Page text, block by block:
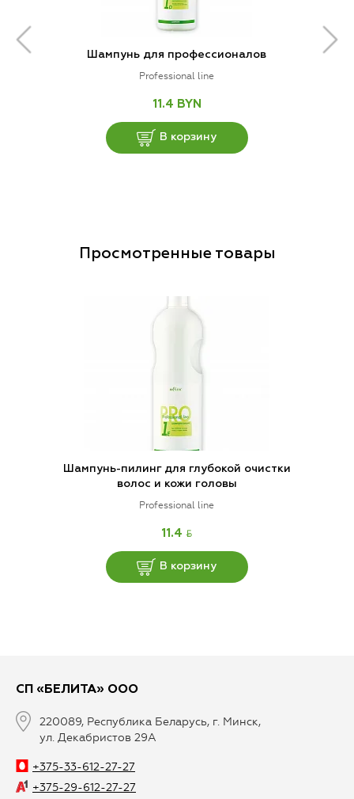
Шампунь для профессионалов
Professional line
11.4 BYN
В корзину
Просмотренные товары
Шампунь-пилинг для глубокой очистки
волос и кожи головы
Professional line
11.4 BYN
В корзину
СП «БЕЛИТА» ООО
220089, Республика Беларусь, г. Минск,
ул. Декабристов 29А
+375-33-612-27-27
+375-29-612-27-27